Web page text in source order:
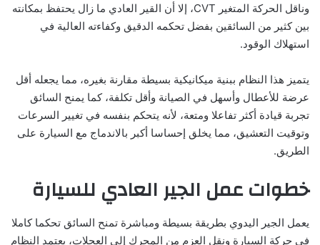
وناقل الحركة المتغير CVT، إلا أن القير العادي ما زال يحتفظ بمكانته
بين كثير من السائقين بفضل تحكمه الدقيق وكفاءته العالية في
استهلاك الوقود.
يتميز هذا النظام ببنية ميكانيكية بسيطة مقارنة بغيره، مما يجعله أقل
عرضة للأعطال وأسهل في الصيانة وأقل تكلفة، كما يمنح السائق
تجربة قيادة أكثر تفاعلا ومتعة، لأنه يتحكم بنفسه في تغيير السرعات
وتوقيت التعشيق، مما يخلق إحساسا أكبر بالاندماج مع السيارة على
الطريق.
خطوات عمل الجير العادي للسيارة
يعمل الجير اليدوي بطريقة بسيطة ومباشرة تمنح السائق تحكما كاملا
في حركة السيارة ونقل العزم من المحرك إلى العجلات، يعتمد النظام